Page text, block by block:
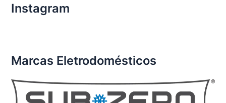
Instagram
Marcas Eletrodomésticos